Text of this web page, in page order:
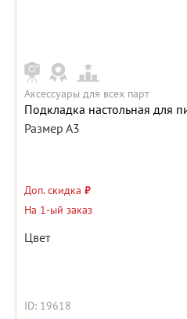
Аксессуары для всех парт
Подкладка настольная для
Размер А3
Доп. скидка ₽
На 1-ый заказ
Цвет
ID: 19618